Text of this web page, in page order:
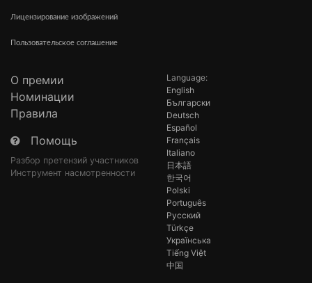
Лицензирование изображений
Пользовательское соглашение
О премии
Номинации
Правила
Помощь
Разбор претензий участников
Инструмент насмотренности
Language:
English
Български
Deutsch
Español
Français
Italiano
日本語
한국어
Polski
Português
Русский
Türkçe
Українська
Tiếng Việt
中国